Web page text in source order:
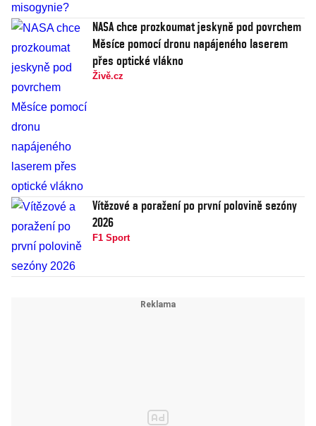
NASA chce prozkoumat jeskyně pod povrchem
Měsíce pomocí dronu napájeného laserem
přes optické vlákno
Živě.cz
Vítězové a poražení po první polovině sezóny
2026
F1 Sport